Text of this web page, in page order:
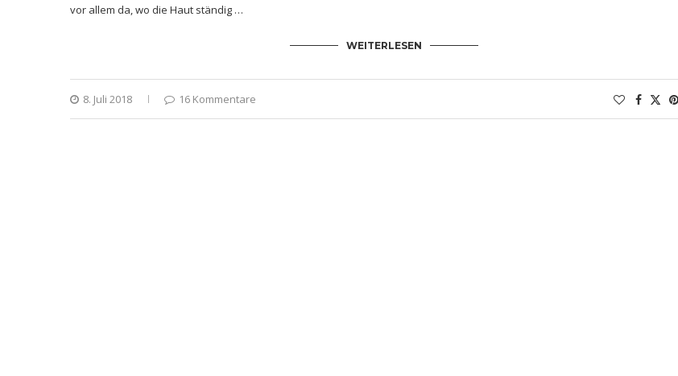
vor allem da, wo die Haut ständig …
WEITERLESEN
8. Juli 2018 16 Kommentare